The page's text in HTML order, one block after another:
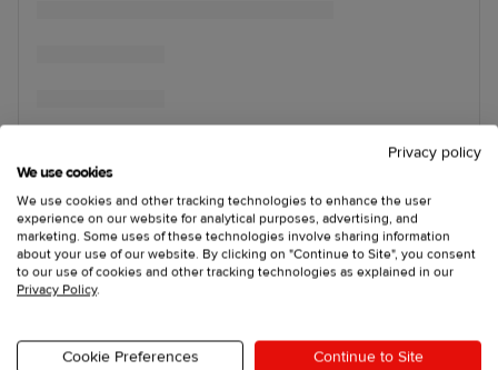
Privacy policy
We use cookies
We use cookies and other tracking technologies to enhance the user
experience on our website for analytical purposes, advertising, and
marketing. Some uses of these technologies involve sharing information
about your use of our website. By clicking on "Continue to Site", you consent
to our use of cookies and other tracking technologies as explained in our
Privacy Policy.
Cookie Preferences Continue to Site